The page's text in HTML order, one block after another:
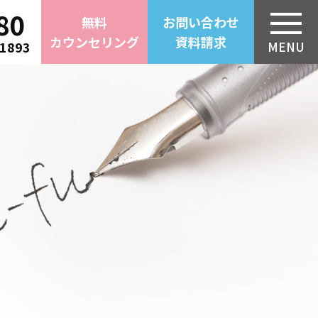
無料
カウンセリング
お問い合わせ
資料請求
MENU